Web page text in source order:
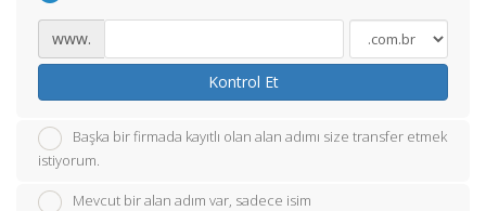
www.
Kontrol Et
Başka bir firmada kayıtlı olan alan adımı size transfer etmek
istiyorum.
Mevcut bir alan adım var, sadece isim